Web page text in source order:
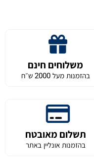
משלוחים חינם
בהזמנות מעל 2000 ש״ח
תשלום מאובטח
בהזמנות אונליין באתר